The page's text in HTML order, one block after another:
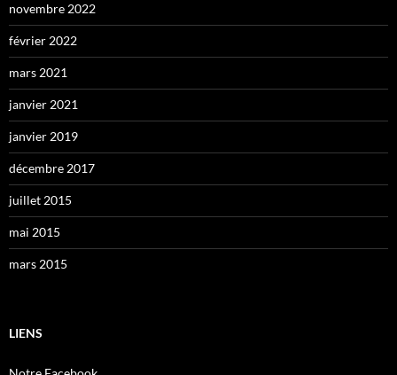
novembre 2022
février 2022
mars 2021
janvier 2021
janvier 2019
décembre 2017
juillet 2015
mai 2015
mars 2015
LIENS